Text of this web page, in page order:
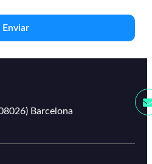
Enviar
Barcelona